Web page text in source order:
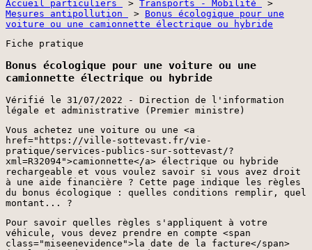
Accueil particuliers > Transports - Mobilité
>
Mesures antipollution
> Bonus écologique pour une
voiture ou une camionnette électrique ou hybride
Fiche pratique
Bonus écologique pour une voiture ou une
camionnette électrique ou hybride
Vérifié le 31/07/2022 - Direction de l'information
légale et administrative (Premier ministre)
Vous achetez une voiture ou une <a
href="https://ville-sottevast.fr/vie-
pratique/services-publics-sur-sottevast/?
xml=R32094">camionnette</a> électrique ou hybride
rechargeable et vous voulez savoir si vous avez droit
à une aide financière ? Cette page indique les règles
du bonus écologique : quelles conditions remplir, quel
montant... ?
Pour savoir quelles règles s'appliquent à votre
véhicule, vous devez prendre en compte <span
class="miseenevidence">la date de la facture</span>